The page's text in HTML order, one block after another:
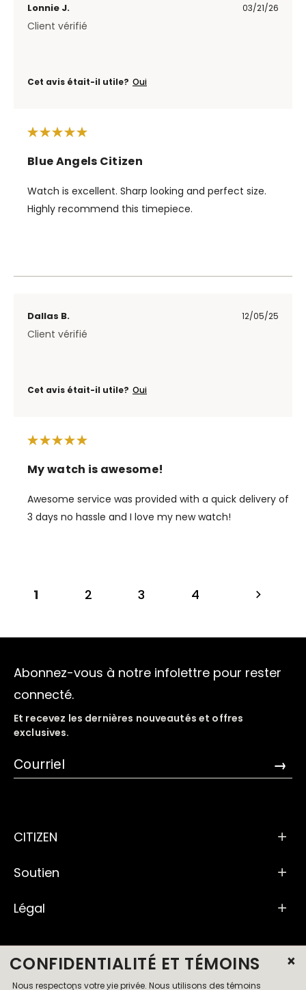
Lonnie J. 03/21/26
Client vérifié
Cet avis était-il utile? Oui
Blue Angels Citizen
Watch is excellent. Sharp looking and perfect size.
Highly recommend this timepiece.
Dallas B. 12/05/25
Client vérifié
Cet avis était-il utile? Oui
My watch is awesome!
Awesome service was provided with a quick delivery of
3 days no hassle and I love my new watch!
1 2 3 4
Abonnez-vous à notre infolettre pour rester
connecté.
Et recevez les dernières nouveautés et offres
exclusives.
→
CITIZEN
Soutien
Légal
CONFIDENTIALITÉ ET TÉMOINS
Nous respectons votre vie privée. Nous utilisons des témoins
×